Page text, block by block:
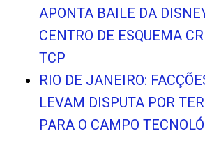
APONTA BAILE DA
CENTRO DE ESQUEMA
TCP
RIO DE JANEIRO:
LEVAM DISPUTA POR
PARA O CAMPO